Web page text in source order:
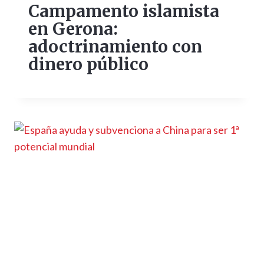
Campamento islamista
en Gerona:
adoctrinamiento con
dinero público